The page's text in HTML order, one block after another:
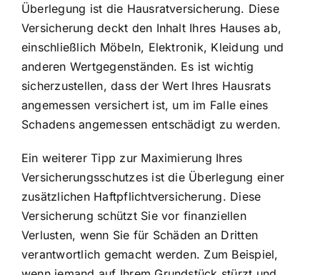
Überlegung ist die Hausratversicherung. Diese
Versicherung deckt den Inhalt Ihres Hauses ab,
einschließlich Möbeln, Elektronik, Kleidung und
anderen Wertgegenständen. Es ist wichtig
sicherzustellen, dass der Wert Ihres Hausrats
angemessen versichert ist, um im Falle eines
Schadens angemessen entschädigt zu werden.
Ein weiterer Tipp zur Maximierung Ihres
Versicherungsschutzes ist die Überlegung einer
zusätzlichen Haftpflichtversicherung. Diese
Versicherung schützt Sie vor finanziellen
Verlusten, wenn Sie für Schäden an Dritten
verantwortlich gemacht werden. Zum Beispiel,